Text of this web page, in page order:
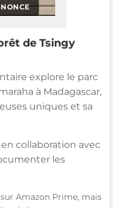
de Tsingy
explore le parc
à Madagascar,
uniques et sa
collaboration avec
les
Amazon Prime, mais